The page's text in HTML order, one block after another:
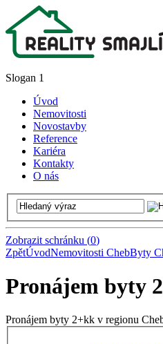
Slogan 1
Úvod
Nemovitosti
Novostavby
Reference
Kariéra
Kontakty
O nás
Zobrazit schránku (0)
ZpětÚvodNemovitosti ChebByty
Pronájem byty
Pronájem byty 2+kk v regionu